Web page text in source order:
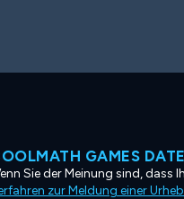
GAMES
Sie der Meinung sind,
zur Meldung einer